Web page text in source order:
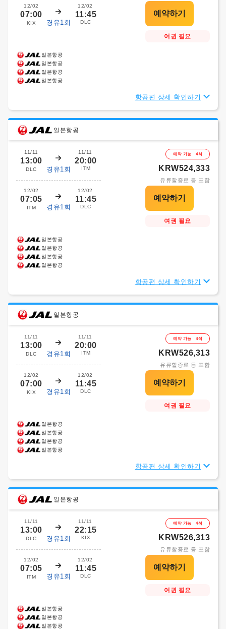
12/02
07:00
KIX 경유1회
12/02
11:45
DLC
여권 필요
일본항공
일본항공
일본항공
일본항공
항공편 상세 확인하기
일본항공
11/11
13:00
DLC 경유1회
11/11
20:00
ITM
12/02
07:05
ITM 경유1회
12/02
11:45
DLC
예약 가능 4석
KRW524,333
유류할증료 등 포함
여권 필요
일본항공
일본항공
일본항공
일본항공
항공편 상세 확인하기
일본항공
11/11
13:00
DLC 경유1회
11/11
20:00
ITM
12/02
07:00
KIX 경유1회
12/02
11:45
DLC
예약 가능 4석
KRW526,313
유류할증료 등 포함
여권 필요
일본항공
일본항공
일본항공
일본항공
항공편 상세 확인하기
일본항공
11/11
13:00
DLC 경유1회
11/11
22:15
KIX
12/02
07:05
ITM 경유1회
12/02
11:45
DLC
예약 가능 4석
KRW526,313
유류할증료 등 포함
여권 필요
일본항공
일본항공
일본항공